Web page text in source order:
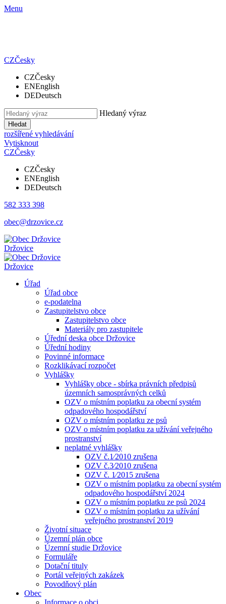
Menu
CZČesky
CZČesky
ENEnglish
DEDeutsch
Hledaný výraz
Hledat
rozšířené vyhledávání
Vytisknout
CZČesky
CZČesky
ENEnglish
DEDeutsch
582 333 398
obec@drzovice.cz
Držovice
Držovice
Úřad
Úřad obce
e-podatelna
Zastupitelstvo obce
Zastupitelstvo obce
Materiály pro zastupitele
Úřední deska obce Držovice
Úřední hodiny
Povinné informace
Rozklikávací rozpočet
Vyhlášky
Vyhlášky obce - sbírka právních předpisů
územních samosprávných celků
OZV o místním poplatku za obecní systém
odpadového hospodářství
OZV o místním poplatku ze psů
OZV o místním poplatku za užívání veřejného
prostranství
neplatné vyhlášky
OZV č.1⁄2010 zrušena
OZV č.3⁄2010 zrušena
OZV č. 1⁄2015 zrušena
OZV o místním poplatku za obecní systém
odpadového hospodářství 2024
OZV o místním poplatku ze psů 2024
OZV o místním poplatku za užívání
veřejného prostranství 2019
Životní situace
Územní plán obce
Územní studie Držovice
Formuláře
Dotační tituly
Portál veřejných zakázek
Povodňový plán
Obec
Informace o obci